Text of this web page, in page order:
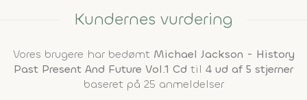
Kundernes vurdering
Vores brugere har bedømt Michael Jackson - History
Past Present And Future Vol.1 Cd til 4 ud af 5 stjerner
baseret på 25 anmeldelser